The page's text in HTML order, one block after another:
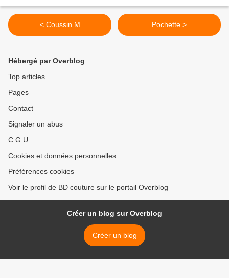
< Coussin M Pochette >
Hébergé par Overblog
Top articles
Pages
Contact
Signaler un abus
C.G.U.
Cookies et données personnelles
Préférences cookies
Voir le profil de BD couture sur le portail Overblog
Créer un blog sur Overblog
Créer un blog